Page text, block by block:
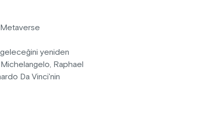
Metaverse
geleceğini yeniden
Michelangelo, Raphael
Da Vinci'nin
önce hiç görülmemiş
Görsel